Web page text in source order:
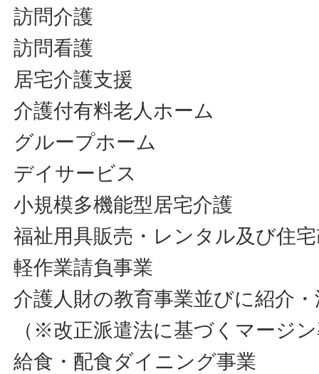
訪問介護
訪問看護
居宅介護支援
介護付有料老人ホーム
グループホーム
デイサービス
小規模多機能型居宅介護
福祉用具販売・レンタル及び住
軽作業請負事業
介護人財の教育事業並びに紹介
（※改正派遣法に基づくマージ
給食・配食ダイニング事業